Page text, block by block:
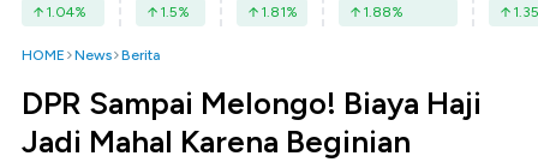
1.04% 1.5% 1.81% 1.88% 1.35
HOME News Berita
DPR Sampai Melongo! Biaya Haji
Jadi Mahal Karena Beginian